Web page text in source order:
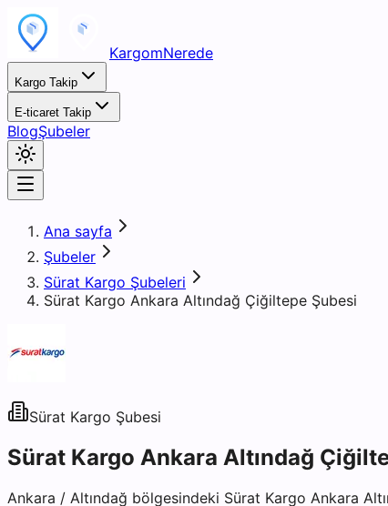
KargomNerede
Kargo Takip
E-ticaret Takip
BlogŞubeler
Ana sayfa
Şubeler
Sürat Kargo Şubeleri
Sürat Kargo Ankara Altındağ Çiğiltepe Şubesi
Sürat Kargo Şubesi
Sürat Kargo Ankara Altındağ
Ankara / Altındağ bölgesindeki Sürat Kargo Ankara